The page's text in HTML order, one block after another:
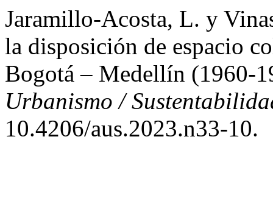
Jaramillo-Acosta, L. y
la disposición de espacio
Bogotá – Medellín (1960-
Urbanismo /
10.4206/aus.2023.n33-10.